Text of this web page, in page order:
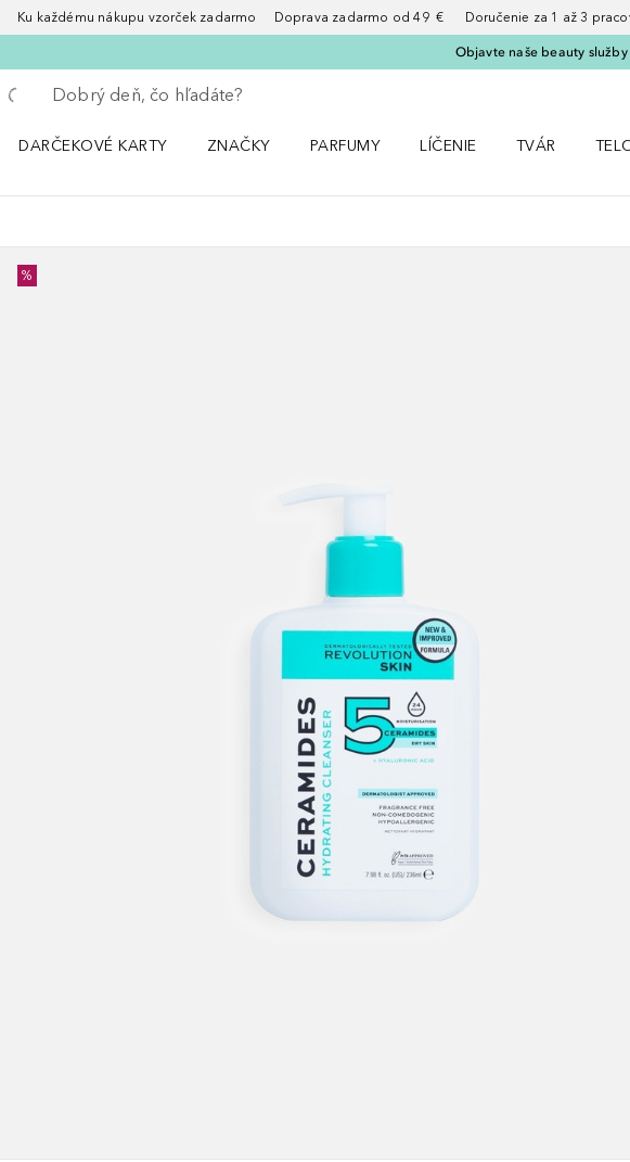
Ku každému nákupu vzorček zadarmo Doprava zadarmo od 49 € Doručenie za 1 až 3
Objavte naše beauty
Choď späť
Vykonajte vyhľadávanie
DARČEKOVÉ KARTY
ZNAČKY
PARFUMY
LÍČENIE
TVÁR
%